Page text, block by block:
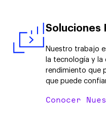
Soluciones
Nuestro trabajo
la tecnología y la
rendimiento que
que puede
Conocer